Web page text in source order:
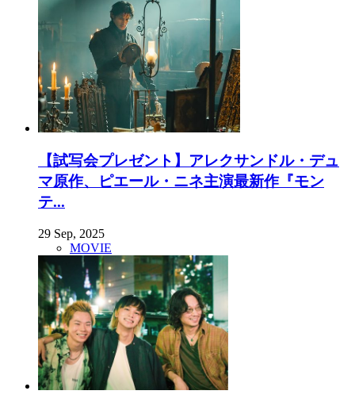
【試写会プレゼント】アレクサンドル・デュ
マ原作、ピエール・ニネ主演最新作『モン
テ...
29 Sep, 2025
MOVIE